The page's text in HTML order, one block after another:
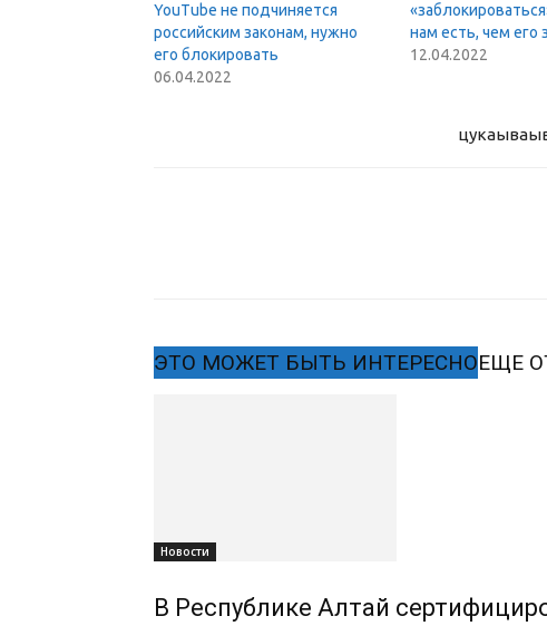
YouTube не подчиняется
российским законам, нужно
его блокировать
06.04.2022
нам есть, чем его
12.04.2022
цукаыва
ЭТО МОЖЕТ БЫТЬ ИНТЕРЕСНОЕЩЕ
Новости
В Республике Алтай